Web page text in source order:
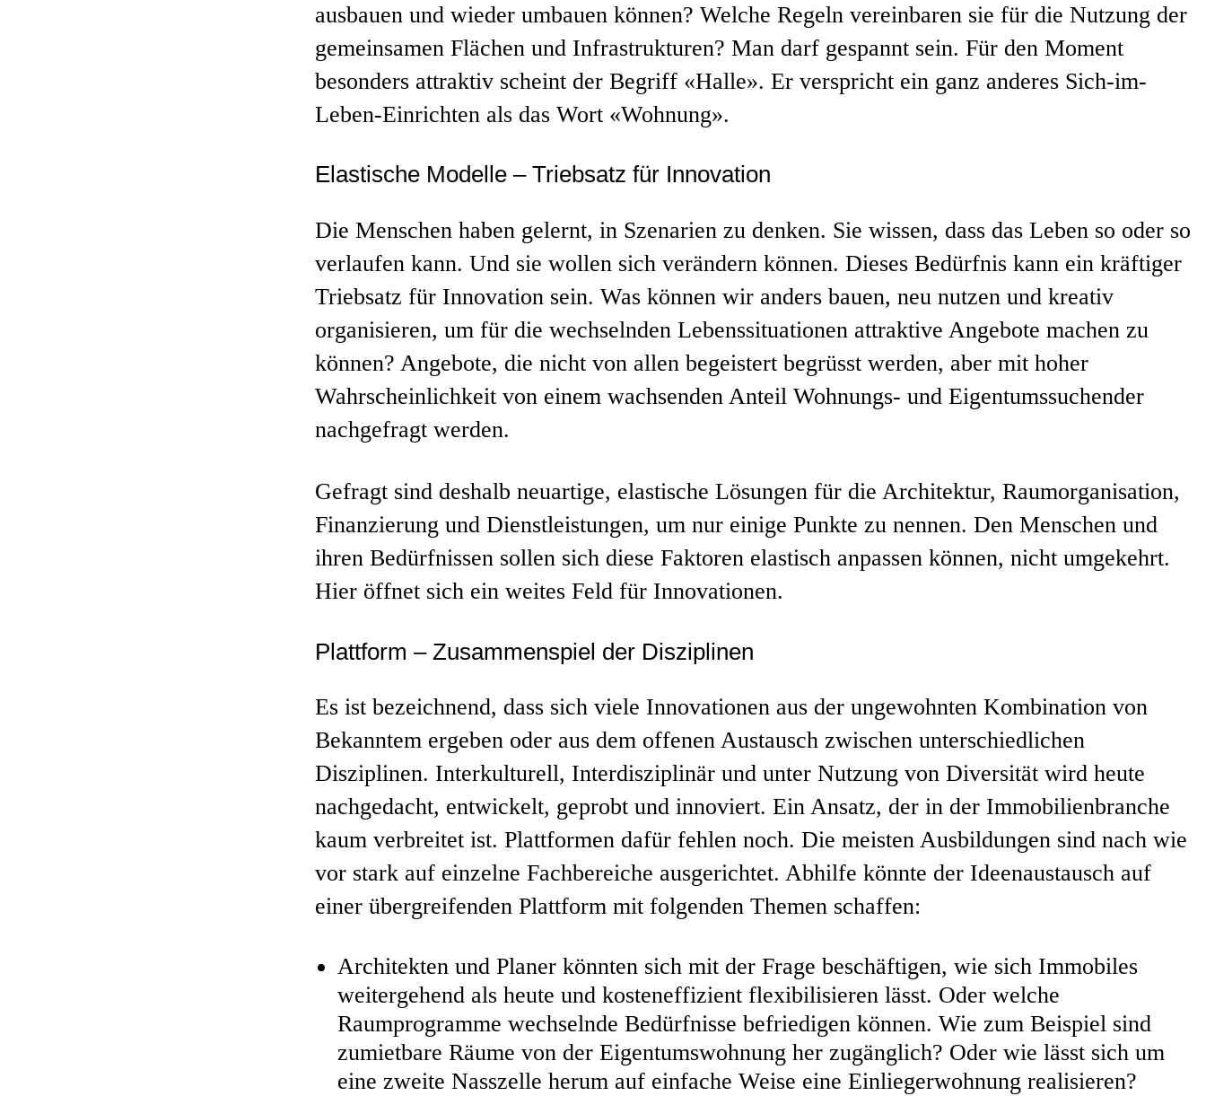
ausbauen und wieder umbauen können? Welche Regeln vereinbaren sie für die Nutzung der
gemeinsamen Flächen und Infrastrukturen? Man darf gespannt sein. Für den Moment
besonders attraktiv scheint der Begriff «Halle». Er verspricht ein ganz anderes Sich-im-
Leben-Einrichten als das Wort «Wohnung».
Elastische Modelle – Triebsatz für Innovation
Die Menschen haben gelernt, in Szenarien zu denken. Sie wissen, dass das Leben so oder so
verlaufen kann. Und sie wollen sich verändern können. Dieses Bedürfnis kann ein kräftiger
Triebsatz für Innovation sein. Was können wir anders bauen, neu nutzen und kreativ
organisieren, um für die wechselnden Lebenssituationen attraktive Angebote machen zu
können? Angebote, die nicht von allen begeistert begrüsst werden, aber mit hoher
Wahrscheinlichkeit von einem wachsenden Anteil Wohnungs- und Eigentumssuchender
nachgefragt werden.
Gefragt sind deshalb neuartige, elastische Lösungen für die Architektur, Raumorganisation,
Finanzierung und Dienstleistungen, um nur einige Punkte zu nennen. Den Menschen und
ihren Bedürfnissen sollen sich diese Faktoren elastisch anpassen können, nicht umgekehrt.
Hier öffnet sich ein weites Feld für Innovationen.
Plattform – Zusammenspiel der Disziplinen
Es ist bezeichnend, dass sich viele Innovationen aus der ungewohnten Kombination von
Bekanntem ergeben oder aus dem offenen Austausch zwischen unterschiedlichen
Disziplinen. Interkulturell, Interdisziplinär und unter Nutzung von Diversität wird heute
nachgedacht, entwickelt, geprobt und innoviert. Ein Ansatz, der in der Immobilienbranche
kaum verbreitet ist. Plattformen dafür fehlen noch. Die meisten Ausbildungen sind nach wie
vor stark auf einzelne Fachbereiche ausgerichtet. Abhilfe könnte der Ideenaustausch auf
einer übergreifenden Plattform mit folgenden Themen schaffen:
Architekten und Planer könnten sich mit der Frage beschäftigen, wie sich Immobiles
weitergehend als heute und kosteneffizient flexibilisieren lässt. Oder welche
Raumprogramme wechselnde Bedürfnisse befriedigen können. Wie zum Beispiel sind
zumietbare Räume von der Eigentumswohnung her zugänglich? Oder wie lässt sich um
eine zweite Nasszelle herum auf einfache Weise eine Einliegerwohnung realisieren?